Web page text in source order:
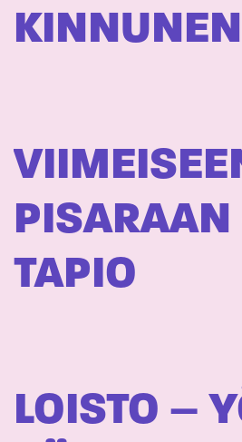
KINNUNEN
PISARAAN
TAPIO
LOISTO –